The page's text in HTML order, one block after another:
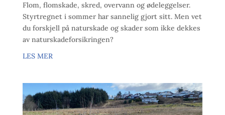
Flom, flomskade, skred, overvann og ødeleggelser.
Styrtregnet i sommer har sannelig gjort sitt. Men vet
du forskjell på naturskade og skader som ikke dekkes
av naturskadeforsikringen?
LES MER